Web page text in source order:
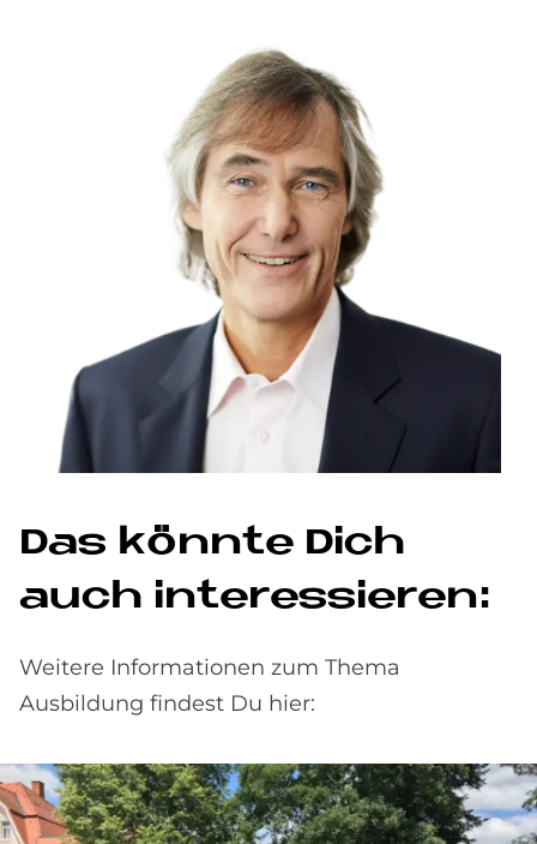
Das könn­te Dich
auch in­ter­es­sie­ren:
Weitere Informationen zum Thema
Ausbildung findest Du hier: